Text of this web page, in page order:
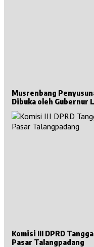
Musrenbang
Dibuka oleh Gubernur
Komisi III DPRD
Pasar Talangpadang